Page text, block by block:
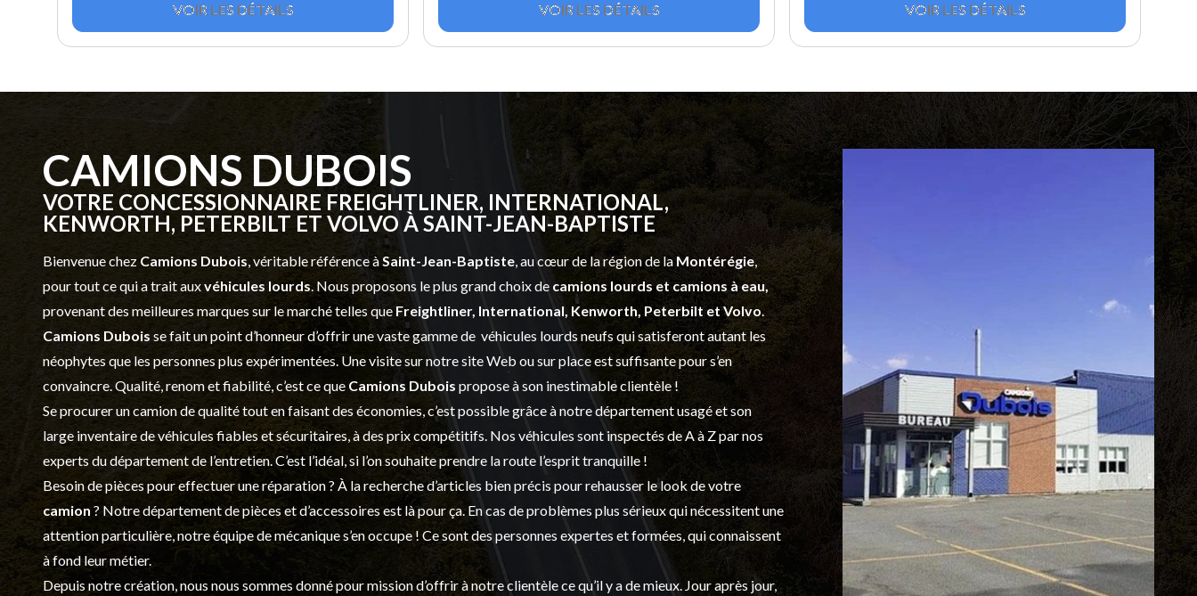
VOIR LES DÉTAILS VOIR LES DÉTAILS VOIR LES DÉTAILS
CAMIONS DUBOIS
VOTRE CONCESSIONNAIRE FREIGHTLINER, INTERNATIONAL,
KENWORTH, PETERBILT ET VOLVO À SAINT-JEAN-BAPTISTE
Bienvenue chez Camions Dubois, véritable référence àSaint-Jean-Baptiste, au cœur de la région de la Montérégie,
pour tout ce qui a trait auxvéhicules lourds. Nous proposons le plus grand choix de camions lourds et camions à eau,
provenant des meilleures marques sur le marché telles que Freightliner, International, Kenworth, Peterbilt et Volvo.
Camions Dubois se fait un point d’honneur d’offrir une vaste gamme de véhicules lourds neufsqui satisferont autant les
néophytes que les personnes plus expérimentées. Une visite sur notre site Web ou sur place est suffisante pour s’en
convaincre. Qualité, renom et fiabilité, c’est ce que Camions Dubois propose à son inestimable clientèle !
Se procurer un camion de qualité tout en faisant des économies, c’est possible grâce à notredépartement usagéet son
large inventaire de véhicules fiables et sécuritaires, à des prix compétitifs. Nos véhicules sont inspectés de A à Z par nos
experts du département de l’entretien. C’est l’idéal, si l’on souhaite prendre la route l’esprit tranquille !
Besoin de pièces pour effectuer une réparation ? À la recherche d’articles bien précis pour rehausser le look de votre
camion ? Notre département depièces et d’accessoires est là pour ça. En cas de problèmes plus sérieux qui nécessitent une
attention particulière, notre équipe de mécanique s’en occupe ! Ce sont des personnes expertes et formées, qui connaissent
à fond leur métier.
Depuis notre création, nous nous sommes donné pour mission d’offrir à notre clientèle ce qu’il y a de mieux. Jour après jour,